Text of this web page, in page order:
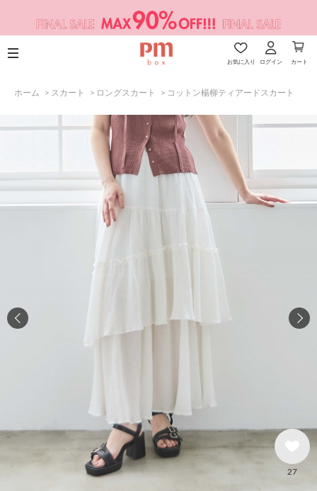
お気に入り ログイン カート
ホーム > スカート > ロングスカート > コットン楊柳ティアードスカート
27